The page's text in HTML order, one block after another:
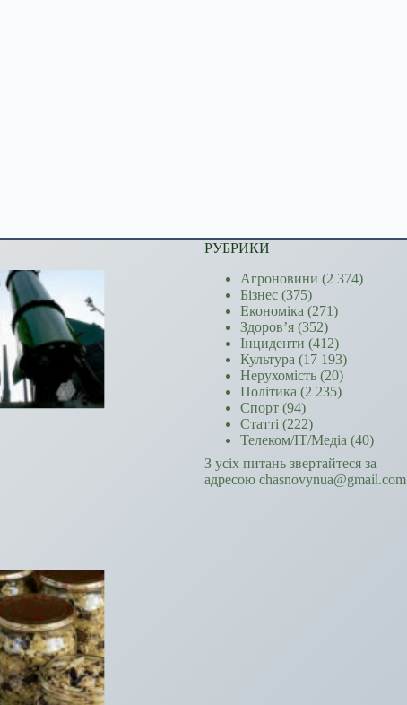
РУБРИКИ
Агроновини (2 374)
Бізнес (375)
Економіка (271)
Здоров’я (352)
Інциденти (412)
Культура (17 193)
Нерухомість (20)
Політика (2 235)
Спорт (94)
Статті (222)
Телеком/ІТ/Медіа (40)
З усіх питань звертайтеся за
адресою chasnovynua@gmail.com